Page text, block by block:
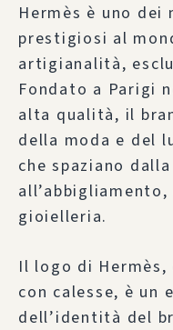
Hermès è uno dei
prestigiosi al
artigianalità,
Fondato a Parigi
alta qualità, il
della moda e del
che spaziano
gioielleria.
Il logo di
con calesse, è un
dell’identità del